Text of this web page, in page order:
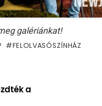
galériánkat!
FELOLVASÓSZÍNHÁZ
a